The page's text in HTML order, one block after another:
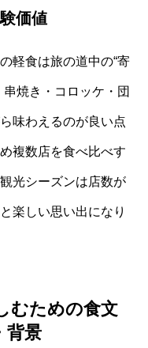
価値
軽食は旅の道中の“寄
焼き・コロッケ・団
味わえるのが良い点
複数店を食べ比べす
光シーズンは店数が
楽しい思い出になり
むための食文
背景